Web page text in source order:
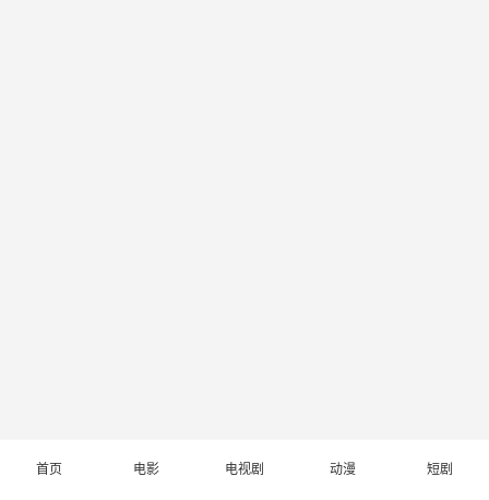
首页 电影 电视剧 动漫 短剧